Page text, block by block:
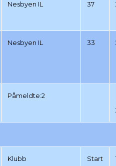
Nesbyen IL 37
Nesbyen IL 33
Påmeldte:2
Klubb
Start